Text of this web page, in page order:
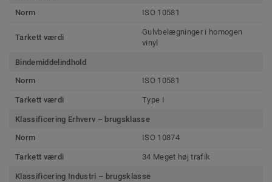
Norm
ISO 10581
Tarkett værdi
Gulvbelægninger i homogen
vinyl
Bindemiddelindhold
Norm
ISO 10581
Tarkett værdi Type I
Klassificering Erhverv – brugsklasse
Norm
ISO 10874
Tarkett værdi 34 Meget høj trafik
Klassificering Industri – brugsklasse